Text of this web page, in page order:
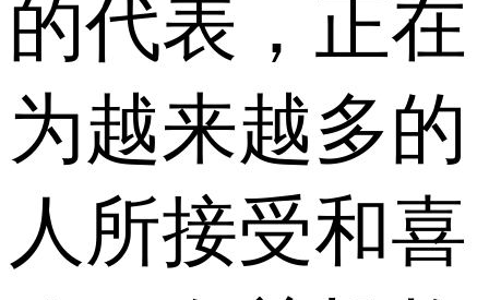
的代表，正在
为越来越多的
人所接受和喜